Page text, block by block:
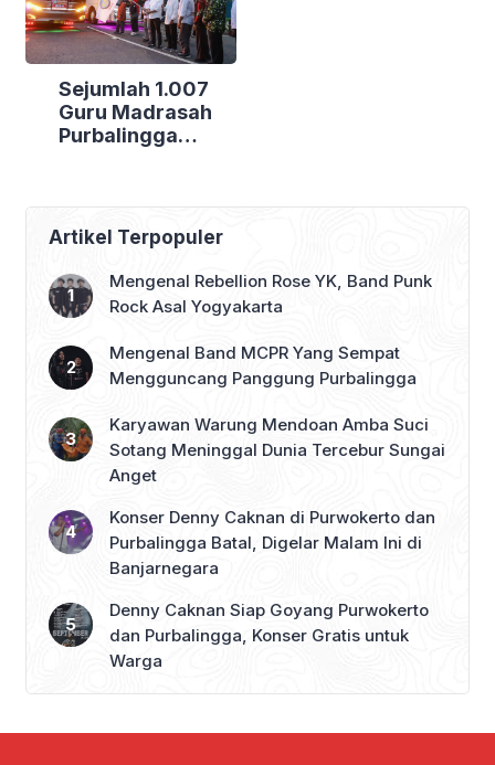
Sejumlah 1.007
Guru Madrasah
Purbalingga
Purbalingga Beri
Dukungan Penuh
Artikel Terpopuler
Mengenal Rebellion Rose YK, Band Punk
Rock Asal Yogyakarta
Mengenal Band MCPR Yang Sempat
Mengguncang Panggung Purbalingga
Karyawan Warung Mendoan Amba Suci
Sotang Meninggal Dunia Tercebur Sungai
Anget
Konser Denny Caknan di Purwokerto dan
Purbalingga Batal, Digelar Malam Ini di
Banjarnegara
Denny Caknan Siap Goyang Purwokerto
dan Purbalingga, Konser Gratis untuk
Warga